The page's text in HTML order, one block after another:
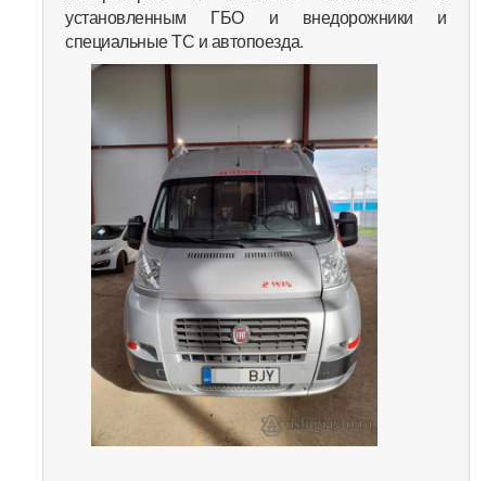
установленным ГБО и внедорожники и
специальные ТС и автопоезда.